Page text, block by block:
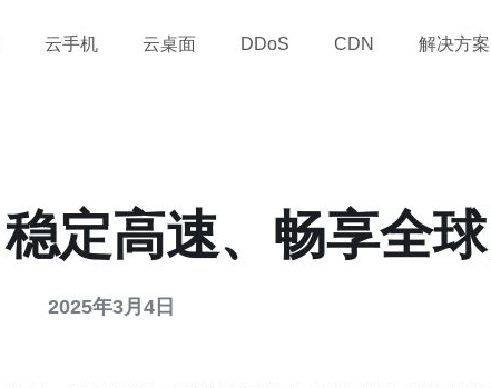
云手机 云桌面 DDoS CDN 解决方案
定高速、畅享全球
2025年3月4日